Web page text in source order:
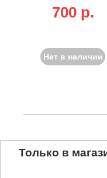
700 p.
Нет в наличии
Только в